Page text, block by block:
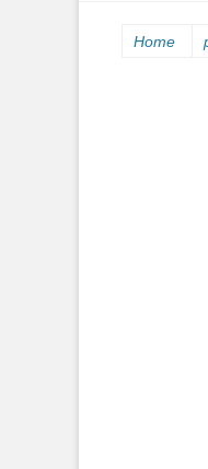
inhoudHome